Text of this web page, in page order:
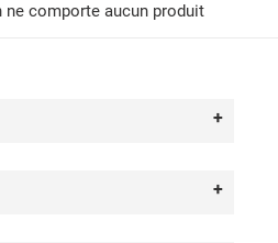
comporte aucun produit